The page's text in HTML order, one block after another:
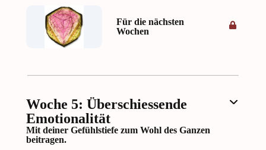
Für die nächsten
Wochen
Woche 5: Überschiessende
Emotionalität
Mit deiner Gefühlstiefe zum Wohl des Ganzen
beitragen.